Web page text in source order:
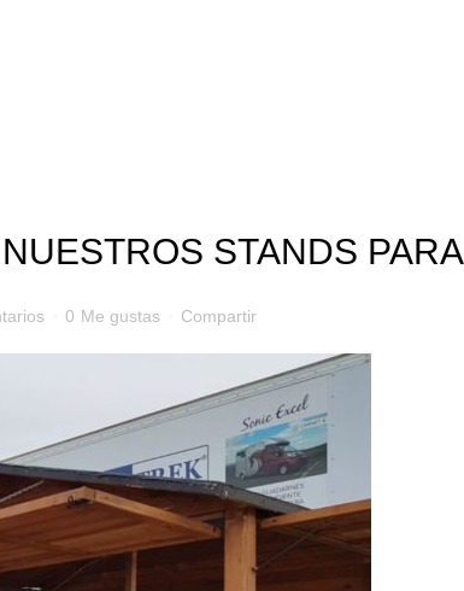
STANDS
0 Me gustas Compartir